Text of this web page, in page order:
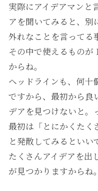
実際にアイデアマンと
アを聞いてみると、別
外れなことを言ってる
その中で使えるものが
からね。
ヘッドラインも、何十
ですから、最初から良
デアを見つけないと。
最初は「とにかくたく
と発散してみるといい
たくさんアイデアを出
が見つかりますからね。